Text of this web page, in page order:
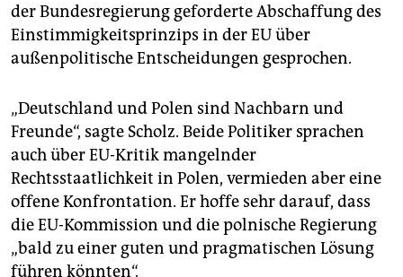
der Bundesregierung geforderte Abschaffung des
Einstimmigkeitsprinzips in der EU über
außenpolitische Entscheidungen gesprochen.
„Deutschland und Polen sind Nachbarn und
Freunde“, sagte Scholz. Beide Politiker sprachen
auch über EU-Kritik mangelnder
Rechtsstaatlichkeit in Polen, vermieden aber eine
offene Konfrontation. Er hoffe sehr darauf, dass
die EU-Kommission und die polnische Regierung
„bald zu einer guten und pragmatischen Lösung
führen könnten“.